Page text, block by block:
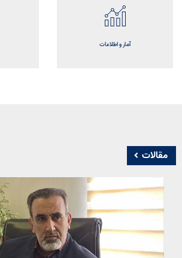
آمار و اطلاعات
مقالات